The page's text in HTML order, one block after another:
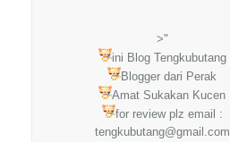
>"
ini Blog Tengkubutang
Blogger dari Perak
Amat Sukakan Kucen
for review plz email :
tengkubutang@gmail.com